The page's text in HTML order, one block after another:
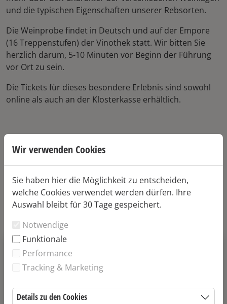
und die typischen Eigenschaften unserer Rebsorten.
Die Weinprobe findet in Deutsch und auf der Empore
(16 Treppenstufen) der Vinothek statt. Wir bitten Sie
herzlich darum, 5-10 Minuten vor Beginn der Führung
vor Ort zu sein.
Die Tickets für dieses besondere Erlebnis sind sowohl
online als auch an der Klosterkasse erhältlich.
Wenn Sie schon vor der Probe in den Genuss unserer
Weine kommen wollen, dann bestellen Sie doch ganz
bequem in unserer Online-Vinothek:Kloster Eberbach
Bitte wählen Sie Ihre Artikel
In Vino Eberbach
25,00 €
Wir verwenden Cookies
Sie haben hier die Möglichkeit zu entscheiden,
welche Cookies verwendet werden dürfen. Ihre
Auswahl bleibt für 30 Tage gespeichert.
Notwendige
Funktionale
Performance
Tracking & Marketing
Details zu den Cookies